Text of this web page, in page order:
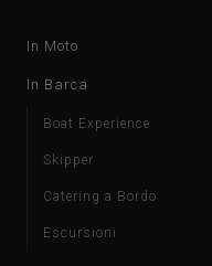
In Moto
In Barca
Boat Experience
Skipper
Catering a Bordo
Escursioni